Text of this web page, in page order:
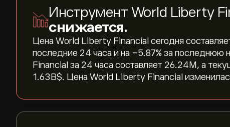
Инструмент World Liberty
снижается.
Цена World Liberty Financial сегодня
последние 24 часа и на ‎-5.87‎% за
Financial за 24 часа составляет 26.24M, а
1.63B‎$‎. Цена World Liberty Financial